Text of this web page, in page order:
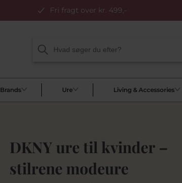
Fri fragt over kr. 499,-
Brands Ure Living & Accessories
DKNY ure til kvinder –
stilrene modeure